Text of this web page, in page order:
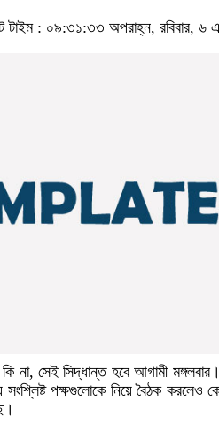
টাইম : ০৯:৩১:৩৩ অপরাহ্ন, রবিবার, ৬
না, সেই সিদ্ধান্ত হবে আগামী
সংশ্লিষ্ট পক্ষগুলোকে নিয়ে বৈঠক করলেও